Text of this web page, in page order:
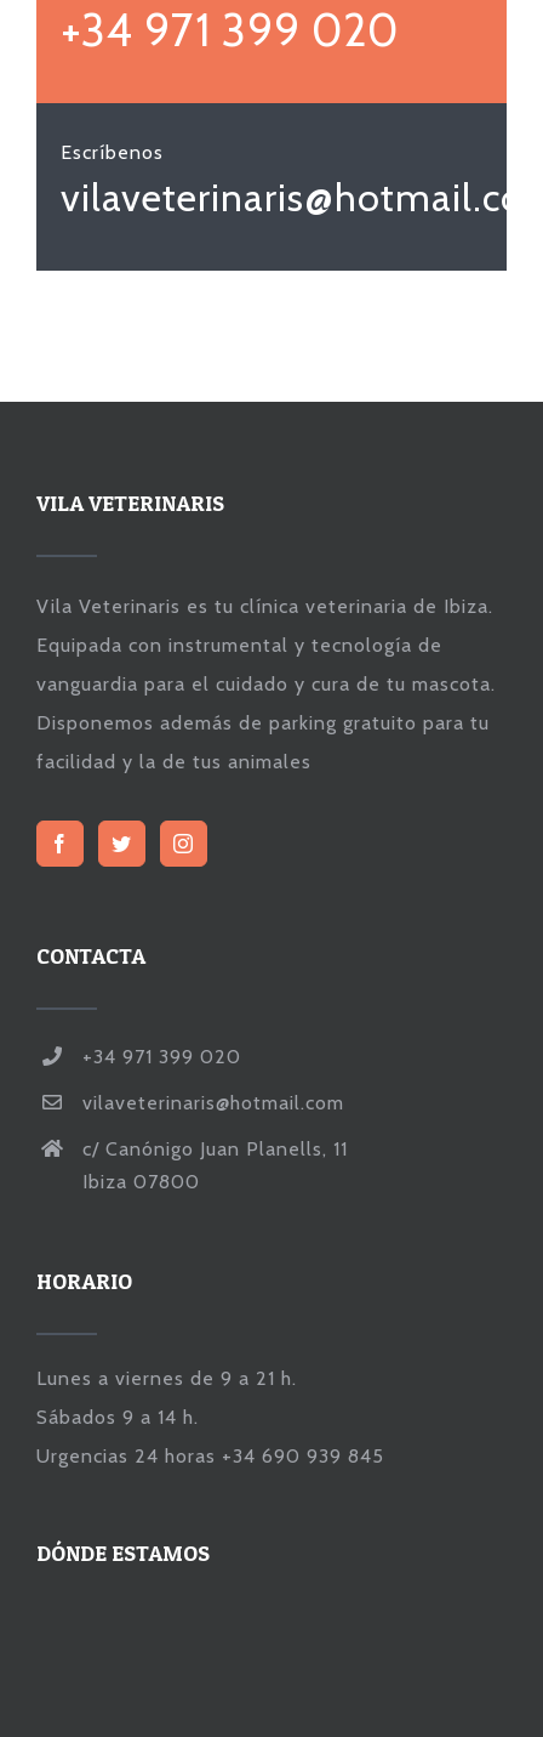
+34 971 399 020
Escríbenos
VILA VETERINARIS
Vila Veterinaris es tu clínica veterinaria de Ibiza.
Equipada con instrumental y tecnología de
vanguardia para el cuidado y cura de tu mascota.
Disponemos además de parking gratuito para tu
facilidad y la de tus animales
CONTACTA
+34 971 399 020
vilaveterinaris@hotmail.com
c/ Canónigo Juan Planells, 11
Ibiza 07800
HORARIO
Lunes a viernes de 9 a 21 h.
Sábados 9 a 14 h.
Urgencias 24 horas +34 690 939 845
DÓNDE ESTAMOS